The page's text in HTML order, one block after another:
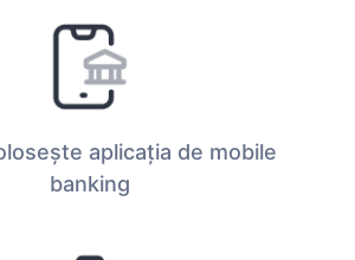
aplicația de mobile
banking